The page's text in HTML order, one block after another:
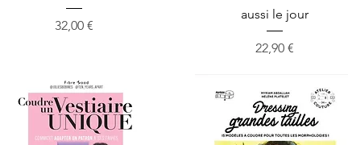
Prix
32,00 €
aussi le jour
Prix
22,90 €